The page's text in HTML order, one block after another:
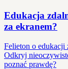
Edukacja
za ekranem?
Felieton o edukacji
Odkryj
poznać prawdę?